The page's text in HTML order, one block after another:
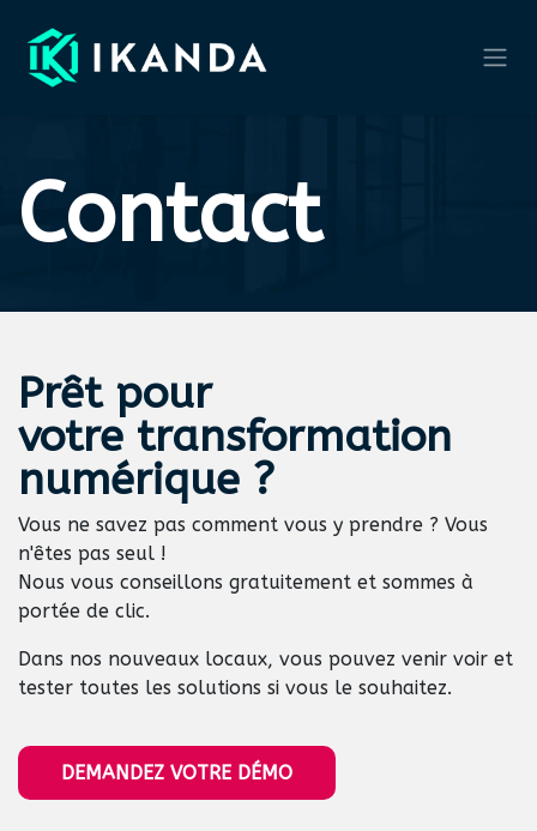
Contact
Prêt pour
votre transformation
numérique ?
Vous ne savez pas comment vous y prendre ? Vous
n'êtes pas seul !
Nous vous conseillons gratuitement et sommes à
portée de clic.
Dans nos nouveaux locaux, vous pouvez venir voir et
tester toutes les solutions si vous le souhaitez.
DEMANDEZ VOTRE DÉMO​​​​​​